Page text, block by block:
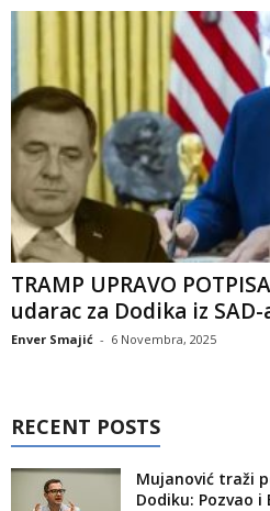
TRAMP UPRAVO
udarac za Dodika iz
Enver Smajić - 6 Novembra, 2025
RECENT POSTS
Mujanović traži
Dodiku: Pozvao i